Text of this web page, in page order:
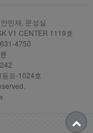
민재, 문성실
V1 CENTER 1119호
4750
포-1024호